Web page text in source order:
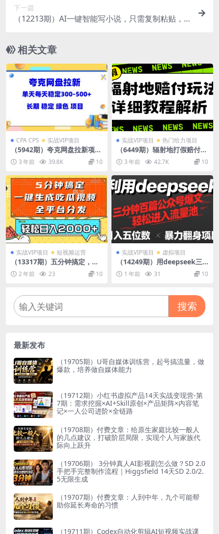
下一篇
（12213期）AI一键智能写小说，只需复制粘贴，
相关文章
CPA CPS 实战VIP项目
（5942期）夸克网盘拉新项
目：单天稳定300-500＋长期
稳定 绿色（教程+资料素材）
3 年前 39.8K 10
实战VIP项目 热门给力项目
（6449期）辐射地打假赔付玩
法详细解析，一单利润最高一
千（详细揭秘教程）
3 年前 42.7K 10
实战VIP项目 短视频运营
（13317期）五分钟搞定，一
键生成吃瓜视频，可发全平
台，轻松日入2000+
2 年前 23 10
实战VIP项目 虚拟项目
（14249期）用deepseek三
分钟量产100篇公众号爆文，
现在靠流量利息买奶茶！
1 年前 31 10
搜索
最新发布
（19705期）U哥自媒体训练营，起号搞流量，做
爆款，培养做自媒体能力
（19712期）小红书虚拟产品14天实战变现营-第
7期：需求挖掘×AI+Skill原创×产品矩阵×内容笔
记×一人公司进阶×全链路
（19708期）付费文章：给原生家庭比较一般人
的几点建议，打破阶层局限，实现个人与家族代
际向上跃升
（19706期） 3分钟真人AI影视剧怎么做？SD 2.0
手把手完整制作流程｜Higgsfield 14天SD 2.0/2.
5无限生成
（19707期）付费文章：人到中年，九个可能帮
助你延长寿命的习惯
（19711期）Codex自动化剪辑AI短视频实战课